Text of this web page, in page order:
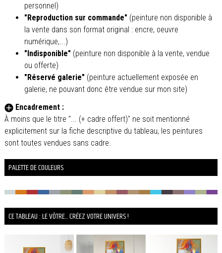
personnel)
"Reproduction sur commande" (peinture non disponible à
la vente dans son format original : encre, oeuvre
numérique,...)
"Indisponible" (peinture non disponible à la vente, vendue
ou offerte)
"Réservé galerie" (peinture actuellement exposée en
galerie, ne pouvant donc être vendue sur mon site)
Encadrement :
À moins que le titre "... (+ cadre offert)" ne soit mentionné
explicitement sur la fiche descriptive du tableau, les peintures
sont toutes vendues sans cadre.
PALETTE DE COULEURS
CE TABLEAU : LE VÔTRE... CRÉEZ VOTRE UNIVERS !